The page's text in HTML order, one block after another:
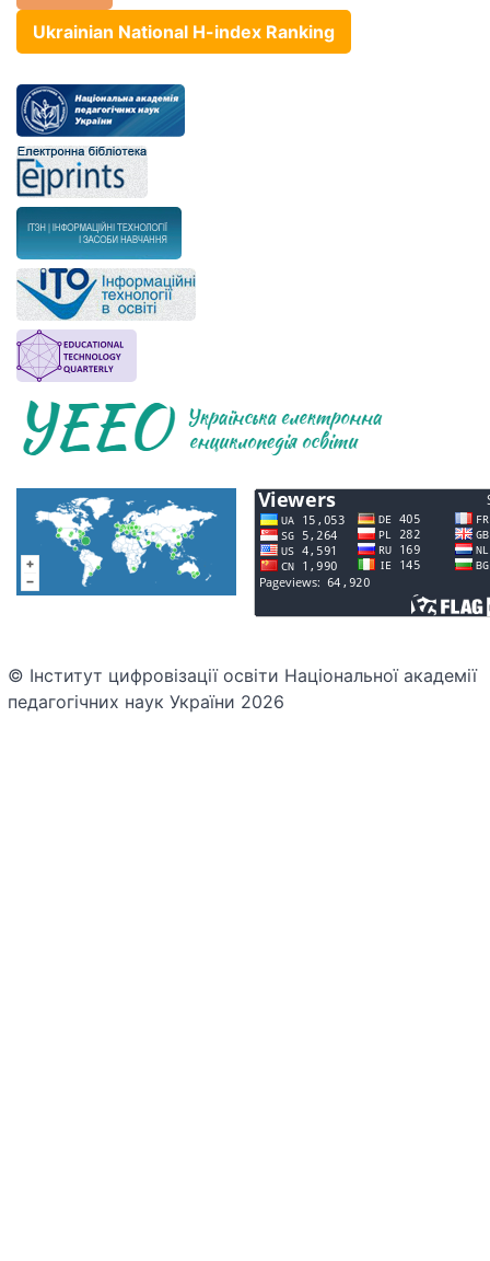
Ukrainian National H-index Ranking
© Інститут цифровізації освіти Національної академії
педагогічних наук України 2026